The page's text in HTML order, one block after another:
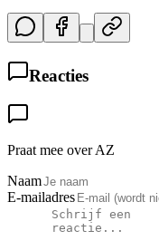
Reacties
Praat mee over AZ
Naam
E-mailadres